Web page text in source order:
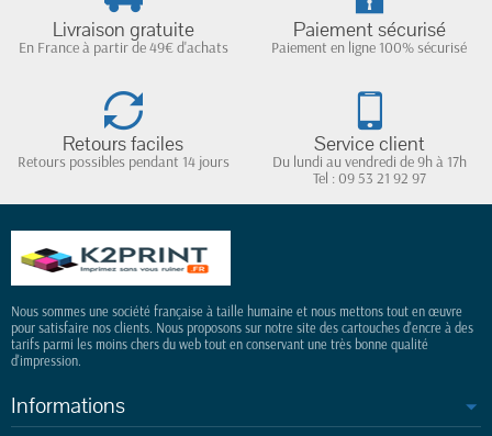
Livraison gratuite
En France à partir de 49€ d'achats
Paiement sécurisé
Paiement en ligne 100% sécurisé
Retours faciles
Retours possibles pendant 14 jours
Service client
Du lundi au vendredi de 9h à 17h
Tel : 09 53 21 92 97
Nous sommes une société française à taille humaine et nous mettons tout en œuvre
pour satisfaire nos clients. Nous proposons sur notre site des cartouches d'encre à des
tarifs parmi les moins chers du web tout en conservant une très bonne qualité
d'impression.
Informations